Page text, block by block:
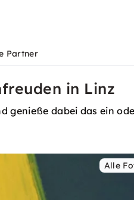
Partner
in Linz
genieße dabei das ein
Alle